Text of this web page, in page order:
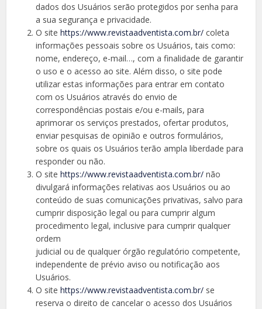
dados dos Usuários serão protegidos por senha para
a sua segurança e privacidade.
O sitehttps://www.revistaadventista.com.br/ coleta
informações pessoais sobre os Usuários, tais como:
nome, endereço, e-mail…, com a finalidade de garantir
o uso e o acesso ao site. Além disso, o site pode
utilizar estas informações para entrar em contato
com os Usuários através do envio de
correspondências postais e/ou e-mails, para
aprimorar os serviços prestados, ofertar produtos,
enviar pesquisas de opinião e outros formulários,
sobre os quais os Usuários terão ampla liberdade para
responder ou não.
O sitehttps://www.revistaadventista.com.br/ não
divulgará informações relativas aos Usuários ou ao
conteúdo de suas comunicações privativas, salvo para
cumprir disposição legal ou para cumprir algum
procedimento legal, inclusive para cumprir qualquer
ordem
judicial ou de qualquer órgão regulatório competente,
independente de prévio aviso ou notificação aos
Usuários.
O sitehttps://www.revistaadventista.com.br/ se
reserva o direito de cancelar o acesso dos Usuários